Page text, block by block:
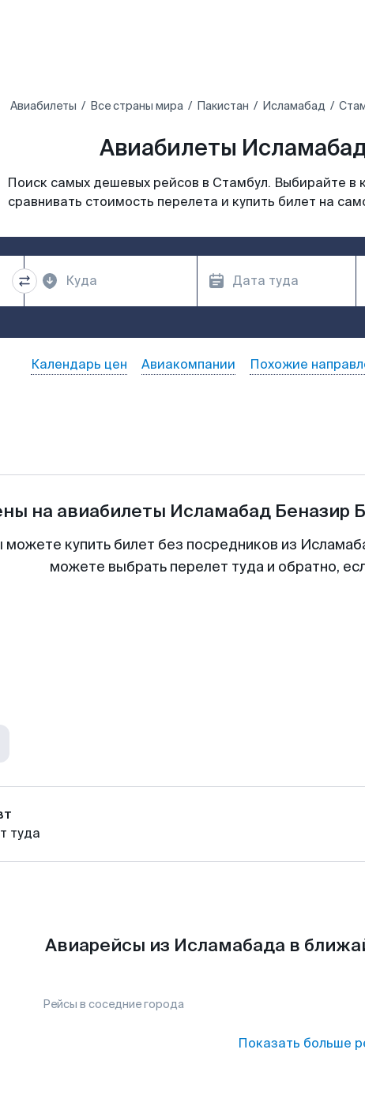
Авиабилеты Все страны мира Пакистан Исламабад
Авиабилеты
Поиск самых дешевых рейсов в Стамбул. Выбирайте в
сравнивать стоимость перелета и купить билет на
Календарь цен Авиакомпании Похожие
на авиабилеты Исламабад Беназир
можете купить билет без посредников из
можете выбрать перелет туда и обратно,
туда
Авиарейсы из Исламабада в
Рейсы в соседние города
Показать больше